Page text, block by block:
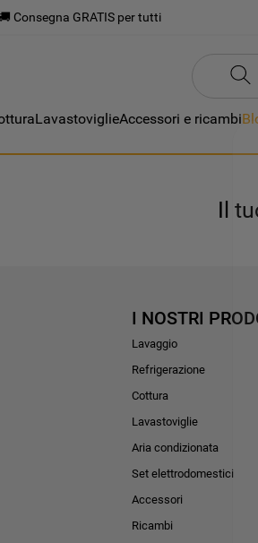
🚚 Consegna GRATIS per tutti
LavastoviglieAccessori e ricambi
Il
I NOSTRI
Lavaggio
Refrigerazione
Cottura
Lavastoviglie
Aria condizionata
Set elettrodomestici
Accessori
Ricambi